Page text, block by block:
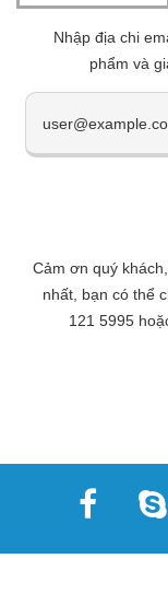
Nhập địa chi
phẩm và
Cảm ơn quý
nhất, bạn có thể
121 5995